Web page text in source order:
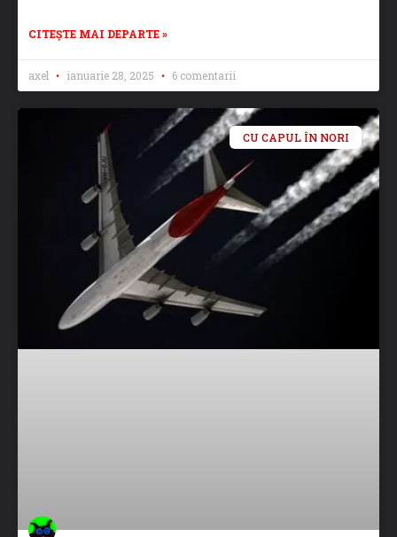
CITEȘTE MAI DEPARTE »
axel ianuarie 28, 2025 6 comentarii
CU CAPUL ÎN NORI